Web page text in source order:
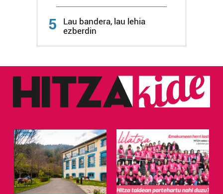
zerbitzuak hobetzeko asmoz, cookie teknologiaz
5
Lau bandera, lau lehia
ezberdin